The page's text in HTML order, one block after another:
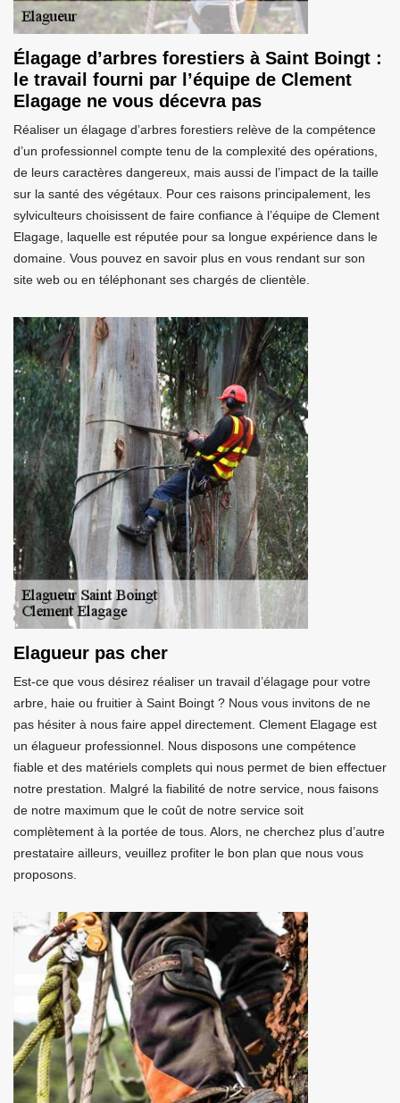
Élagage d’arbres forestiers à Saint Boingt :
le travail fourni par l’équipe de Clement
Elagage ne vous décevra pas
Réaliser un élagage d’arbres forestiers relève de la compétence
d’un professionnel compte tenu de la complexité des opérations,
de leurs caractères dangereux, mais aussi de l’impact de la taille
sur la santé des végétaux. Pour ces raisons principalement, les
sylviculteurs choisissent de faire confiance à l’équipe de Clement
Elagage, laquelle est réputée pour sa longue expérience dans le
domaine. Vous pouvez en savoir plus en vous rendant sur son
site web ou en téléphonant ses chargés de clientèle.
Elagueur pas cher
Est-ce que vous désirez réaliser un travail d’élagage pour votre
arbre, haie ou fruitier à Saint Boingt ? Nous vous invitons de ne
pas hésiter à nous faire appel directement. Clement Elagage est
un élagueur professionnel. Nous disposons une compétence
fiable et des matériels complets qui nous permet de bien effectuer
notre prestation. Malgré la fiabilité de notre service, nous faisons
de notre maximum que le coût de notre service soit
complètement à la portée de tous. Alors, ne cherchez plus d’autre
prestataire ailleurs, veuillez profiter le bon plan que nous vous
proposons.